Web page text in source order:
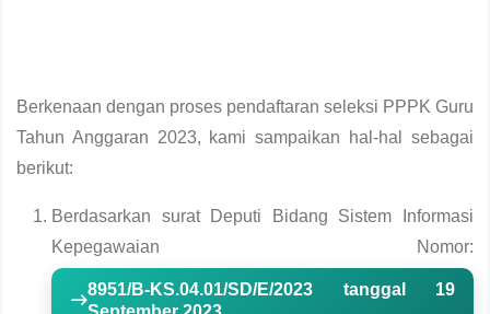
Berkenaan dengan proses pendaftaran seleksi PPPK Guru
Tahun Anggaran 2023, kami sampaikan hal-hal sebagai
berikut:
Berdasarkan surat Deputi Bidang Sistem Informasi
Kepegawaian Nomor:
8951/B-KS.04.01/SD/E/2023 tanggal 19